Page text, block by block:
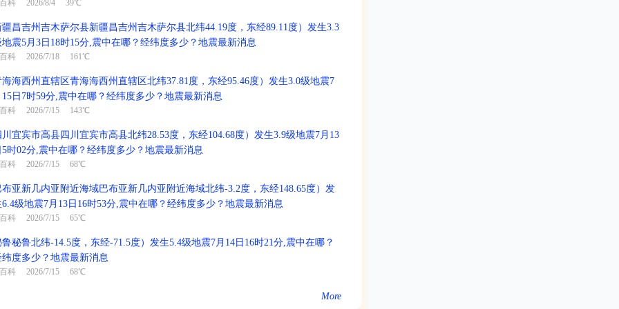
百科 2026/8/4 39℃
疆昌吉州吉木萨尔县新疆昌吉州吉木萨尔县北纬44.19度，东经89.11度）发生3.3
地震5月3日18时15分,震中在哪？经纬度多少？地震最新消息
百科 2026/7/18 161℃
海海西州直辖区青海海西州直辖区北纬37.81度，东经95.46度）发生3.0级地震7
15日7时59分,震中在哪？经纬度多少？地震最新消息
百科 2026/7/15 143℃
川宜宾市高县四川宜宾市高县北纬28.53度，东经104.68度）发生3.9级地震7月13
5时02分,震中在哪？经纬度多少？地震最新消息
百科 2026/7/15 68℃
布亚新几内亚附近海域巴布亚新几内亚附近海域北纬-3.2度，东经148.65度）发
6.4级地震7月13日16时53分,震中在哪？经纬度多少？地震最新消息
百科 2026/7/15 65℃
鲁秘鲁北纬-14.5度，东经-71.5度）发生5.4级地震7月14日16时21分,震中在哪？
纬度多少？地震最新消息
百科 2026/7/15 68℃
More